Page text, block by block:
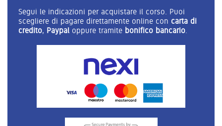
Segui le indicazioni per acquistare il corso. Puoi
scegliere di pagare direttamente online con carta di
credito, Paypal oppure tramite bonifico bancario.